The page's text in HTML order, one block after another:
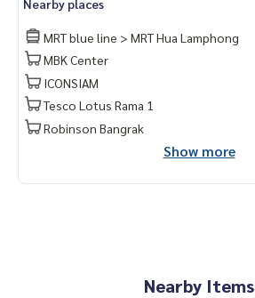
- คริสจักรที่สอง สามย่าน 700 ม.
- วัดหัวลำโพง 950 ม.
🥰 Contact
Line : @therealproperty
Wechat : TheRealP
WhatsApp : +66 82 269 6289
Tel
092-628-9945
Mo for EN/TH
Nearby places
MRT blue line > MRT Hua Lamphong
MBK Center
ICONSIAM
Tesco Lotus Rama 1
Robinson Bangrak
Show more
Nearby Items